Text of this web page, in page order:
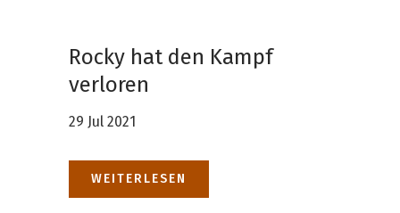
Rocky hat den Kampf
verloren
29 Jul 2021
WEITERLESEN